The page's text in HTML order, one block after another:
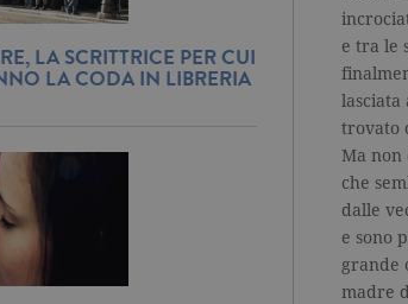
e tra le
lasciata
trovato
Ma non
che
dalle
e sono
grande
madre
LA SCRITTRICE PER CUI
LA CODA IN LIBRERIA